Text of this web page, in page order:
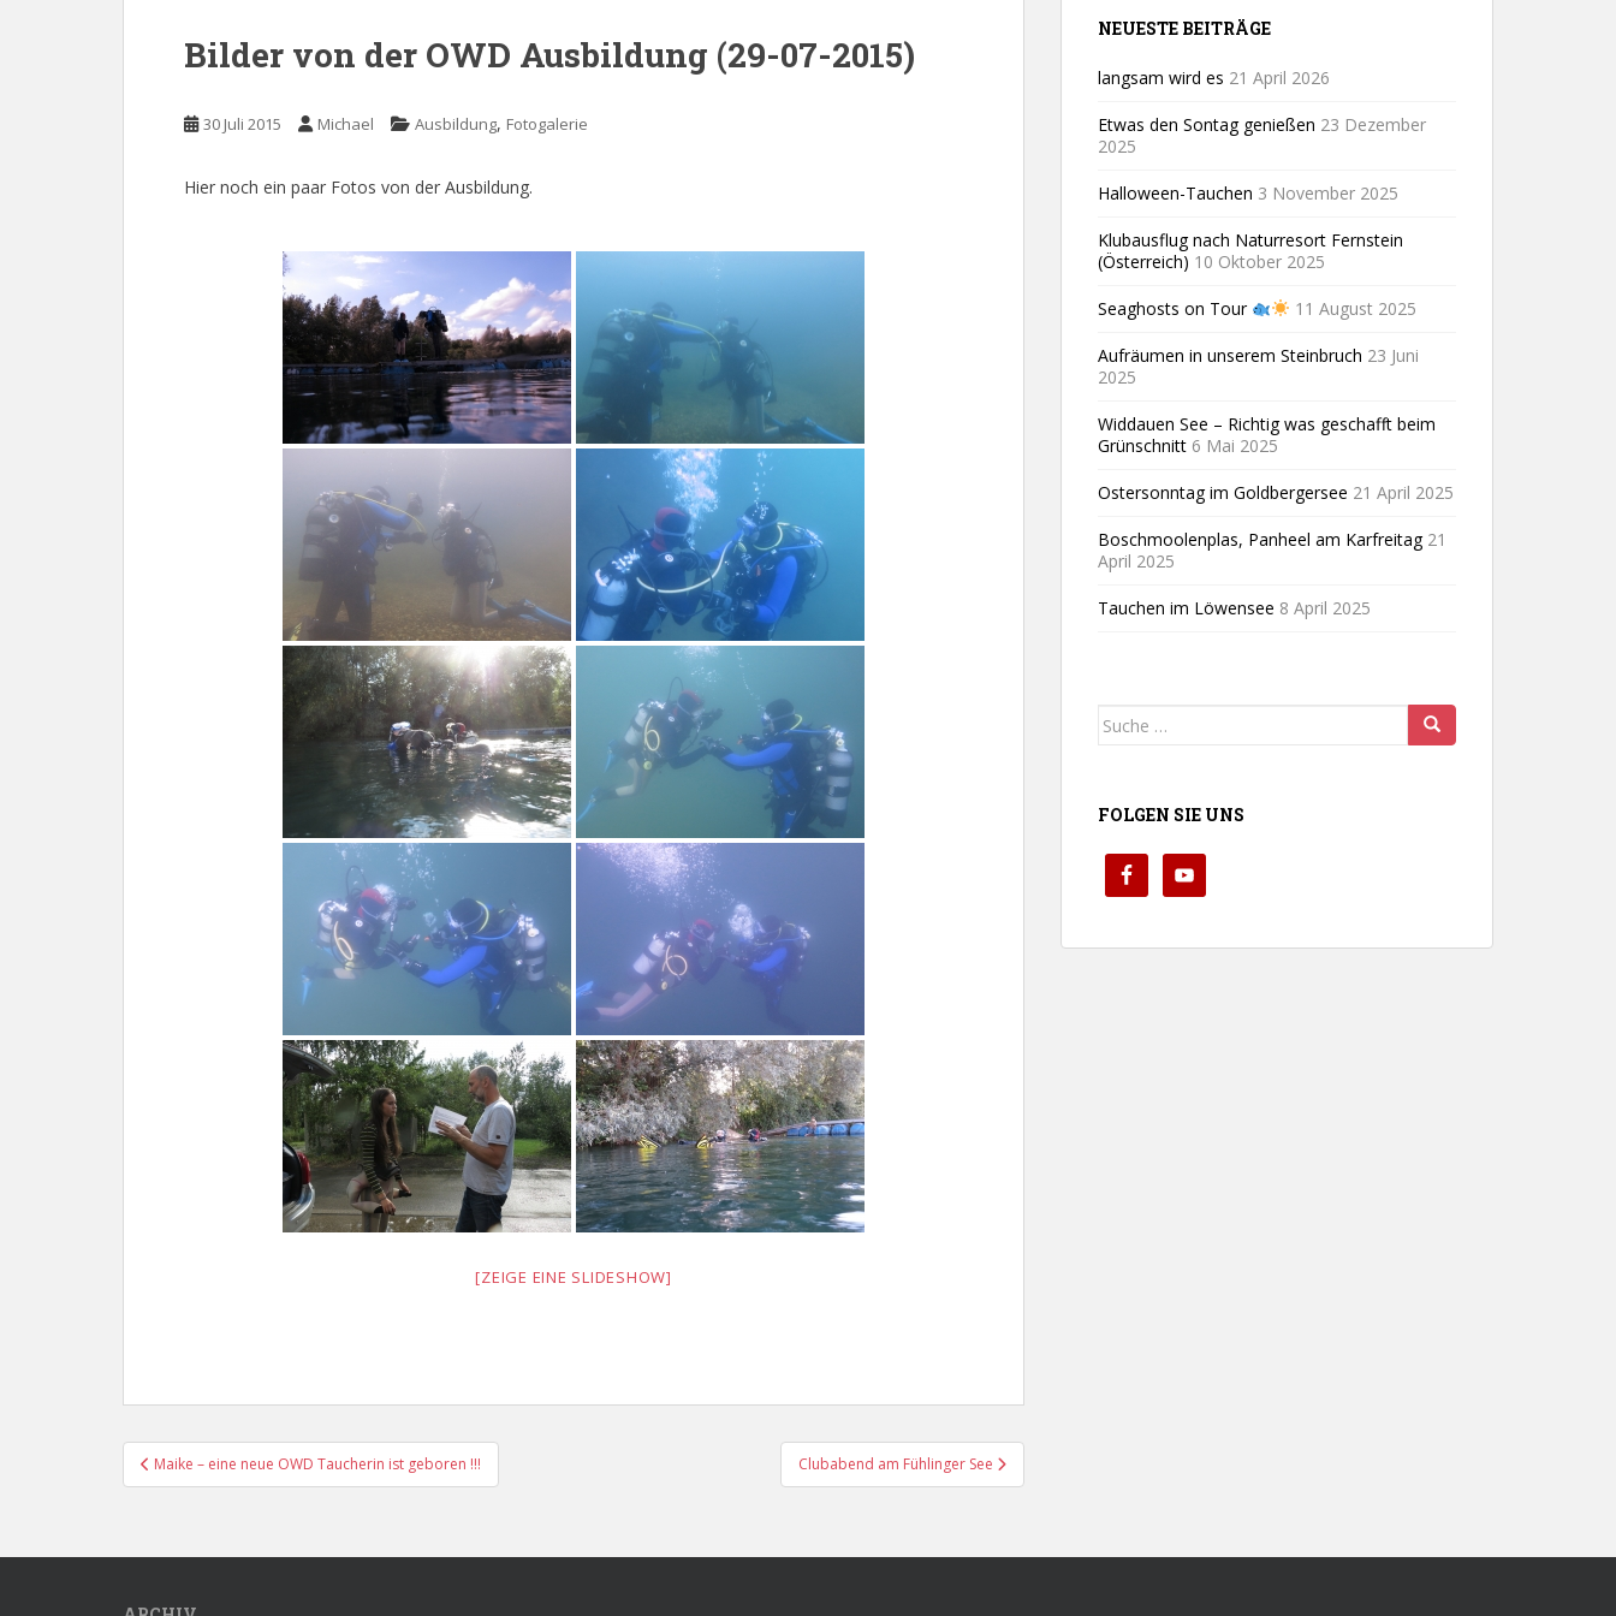
Bilder von der OWD Ausbildung (29-07-2015)
30 Juli 2015 Michael Ausbildung, Fotogalerie
Hier noch ein paar Fotos von der Ausbildung.
[ZEIGE EINE SLIDESHOW]
Beitragsnavigation
Maike – eine neue OWD Taucherin ist geboren !!! Clubabend am Fühlinger See
NEUESTE BEITRÄGE
langsam wird es 21 April 2026
Etwas den Sontag genießen 23 Dezember
2025
Halloween-Tauchen 3 November 2025
Klubausflug nach Naturresort Fernstein
(Österreich) 10 Oktober 2025
Seaghosts on Tour 11 August 2025
Aufräumen in unserem Steinbruch 23 Juni
2025
Widdauen See – Richtig was geschafft beim
Grünschnitt 6 Mai 2025
Ostersonntag im Goldbergersee 21 April 2025
Boschmoolenplas, Panheel am Karfreitag 21
April 2025
Tauchen im Löwensee 8 April 2025
Suche
FOLGEN SIE UNS